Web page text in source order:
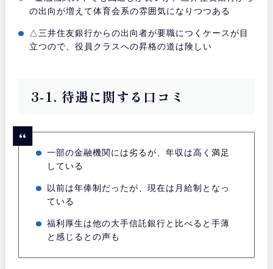
の出向が増えて体育会系の雰囲気になりつつある
△三井住友銀行からの出向者が要職につくケースが目
立つので、役員クラスへの昇格の道は険しい
3-1. 待遇に関する口コミ
一部の金融機関には劣るが、年収は高く満足
している
以前は年俸制だったが、現在は月給制となっ
ている
福利厚生は他の大手信託銀行と比べると手薄
と感じるとの声も